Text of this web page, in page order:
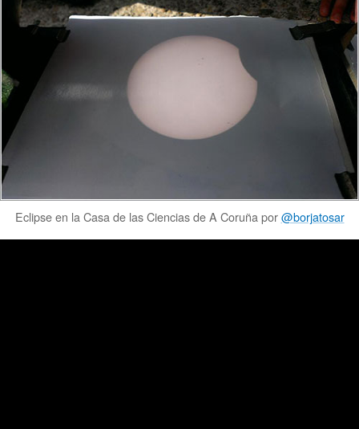
Eclipse en la Casa de las Ciencias de A Coruña por@borjatosar